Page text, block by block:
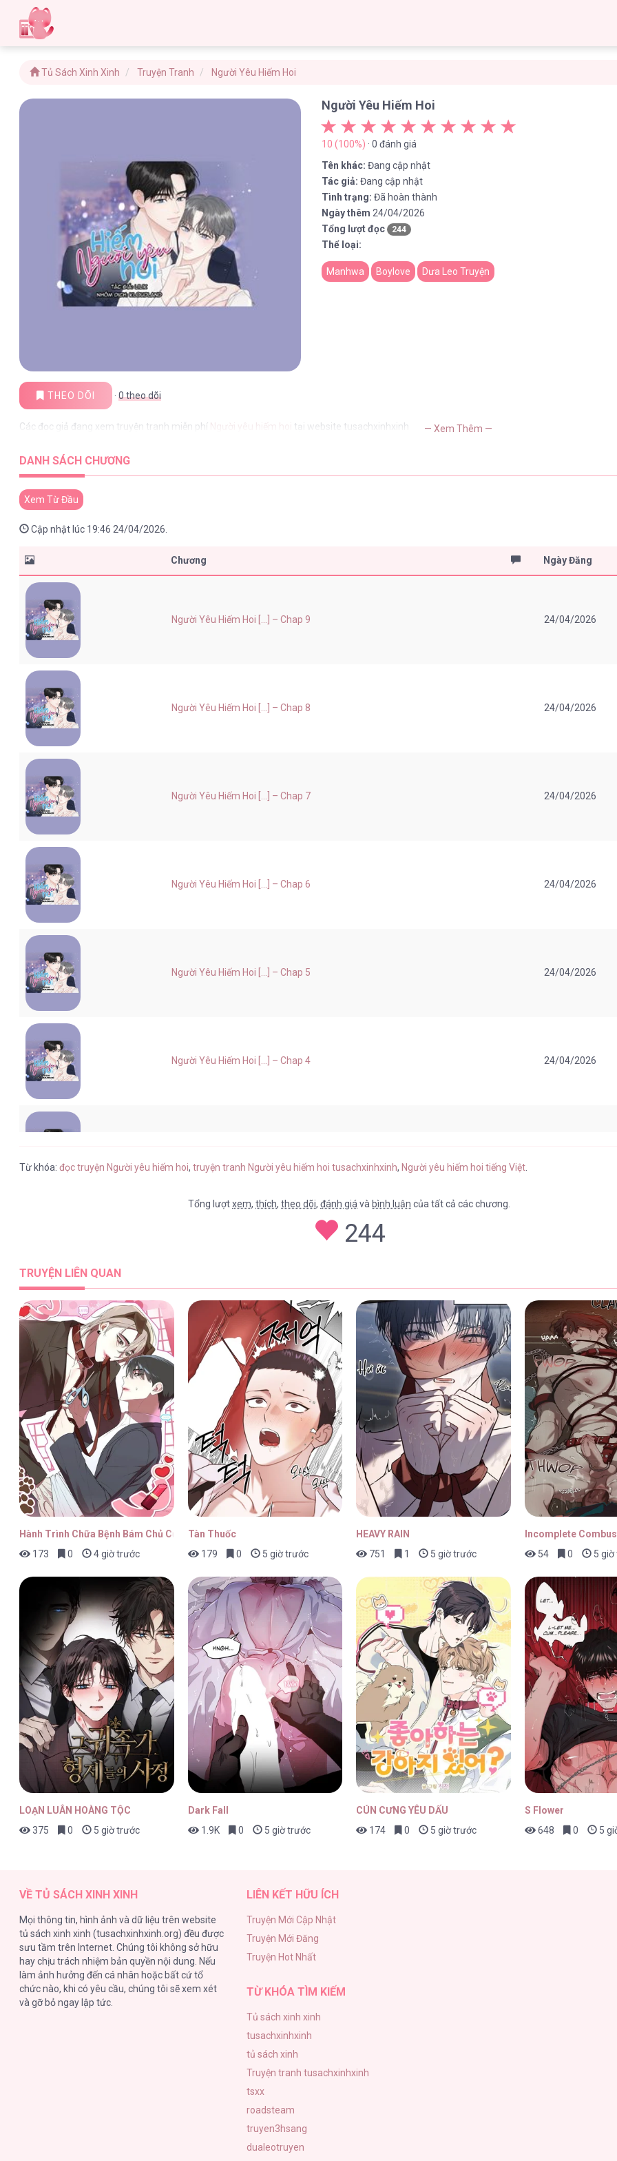
Tủ Sách Xinh Xinh Truyện Tranh Người Yêu Hiếm Hoi
Người Yêu Hiếm Hoi
10 (100%) · 0 đánh giá
Tên khác: Đang cập nhật
Tác giả: Đang cập nhật
Tình trạng: Đã hoàn thành
Ngày thêm 24/04/2026
Tổng lượt đọc
244
Thể loại:
Manhwa Boylove Dưa Leo Truyện
THEO DÕI ·0theo dõi
Các đọc giả đang xem truyện tranh miễn phí tại website tusachxinhxinh — Xem Thêm —
DANH SÁCH CHƯƠNG
Xem Từ Đầu
Cập nhật lúc 19:46 24/04/2026.
Chương Ngày Đăng
Người Yêu Hiếm Hoi [...] – Chap 9 24/04/2026
Người Yêu Hiếm Hoi [...] – Chap 8 24/04/2026
Người Yêu Hiếm Hoi [...] – Chap 7 24/04/2026
Người Yêu Hiếm Hoi [...] – Chap 6 24/04/2026
Người Yêu Hiếm Hoi [...] – Chap 5 24/04/2026
Người Yêu Hiếm Hoi [...] – Chap 4 24/04/2026
Người Yêu Hiếm Hoi [...] – Chap 1 24/04/2026
Từ khóa:đọc truyện Người yêu hiếm hoi,truyện tranh Người yêu hiếm hoi tusachxinhxinh, Người yêu hiếm hoi tiếng Việt
Tổng lượtxem,thích,theo dõi,đánh giá và bình luận của tất cả các chương.
244
TRUYỆN LIÊN QUAN
Hành Trình Chữa Bệnh Bám Chủ Của Cún Nhà Tôi
173
0 4 giờ trước
Tàn Thuốc
179
0 5 giờ trước
HEAVY RAIN
751
1 5 giờ trước
Incomplete
54
0 5 giờ
LOẠN LUÂN HOÀNG TỘC
375
0 5 giờ trước
Dark Fall
1.9K
0 5 giờ trước
CÚN CƯNG YÊU DẤU
174
0 5 giờ trước
S Flower
648
0 5
VỀ TỦ SÁCH XINH XINH
Mọi thông tin, hình ảnh và dữ liệu trên website
tủ sách xinh xinh (tusachxinhxinh.org) đều được
sưu tầm trên Internet. Chúng tôi không sở hữu
hay chịu trách nhiệm bản quyền nội dung. Nếu
làm ảnh hưởng đến cá nhân hoặc bất cứ tổ
chức nào, khi có yêu cầu, chúng tôi sẽ xem xét
và gỡ bỏ ngay lập tức.
LIÊN KẾT HỮU ÍCH
Truyện Mới Cập Nhật
Truyện Mới Đăng
Truyện Hot Nhất
TỪ KHÓA TÌM KIẾM
Tủ sách xinh xinh
tusachxinhxinh
tủ sách xinh
Truyện tranh tusachxinhxinh
tsxx
roadsteam
truyen3hsang
dualeotruyen